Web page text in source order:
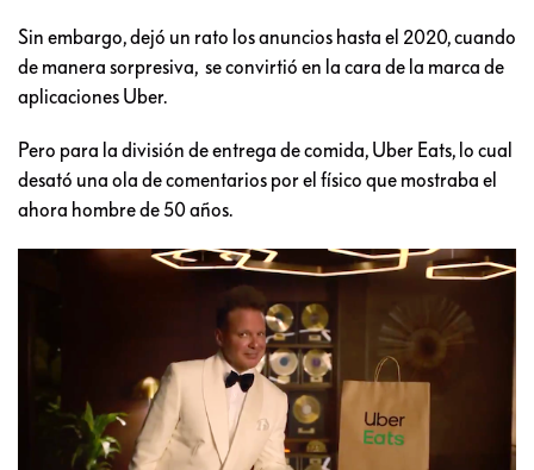
Sin embargo, dejó un rato los anuncios hasta el 2020, cuando
de manera sorpresiva, se convirtió en la cara de la marca de
aplicaciones Uber.
Pero para la división de entrega de comida, Uber Eats, lo cual
desató una ola de comentarios por el físico que mostraba el
ahora hombre de 50 años.